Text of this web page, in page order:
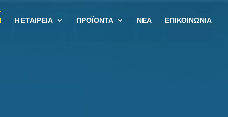
Η ΕΤΑΙΡΕΙΑ ΠΡΟΪΟΝΤΑ ΝΕΑ ΕΠΙΚΟΙΝΩΝΙΑ